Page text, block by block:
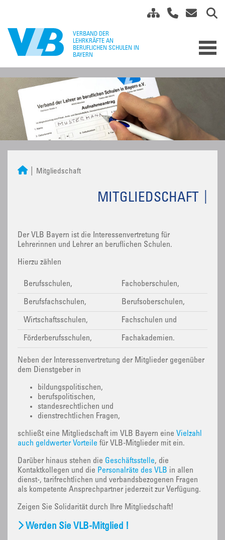
Mitgliedschaft
MITGLIEDSCHAFT
Der VLB Bayern ist die Interessenvertretung für
Lehrerinnen und Lehrer an beruflichen Schulen.
Hierzu zählen
Berufsschulen, Fachoberschulen,
Berufsfachschulen, Berufsoberschulen,
Wirtschaftsschulen, Fachschulen und
Förderberufsschulen, Fachakademien.
Neben der Interessenvertretung der Mitglieder gegenüber
dem Dienstgeber in
bildungspolitischen,
berufspolitischen,
standesrechtlichen und
dienstrechtlichen Fragen,
schließt eine Mitgliedschaft im VLB Bayern eine Vielzahl
auch geldwerter Vorteile für VLB-Mitglieder mit ein.
Darüber hinaus stehen die Geschäftsstelle, die
Kontaktkollegen und die Personalräte des VLB in allen
dienst-, tarifrechtlichen und verbandsbezogenen Fragen
als kompetente Ansprechpartner jederzeit zur Verfügung.
Zeigen Sie Solidarität durch Ihre Mitgliedschaft!
Werden Sie VLB-Mitglied !